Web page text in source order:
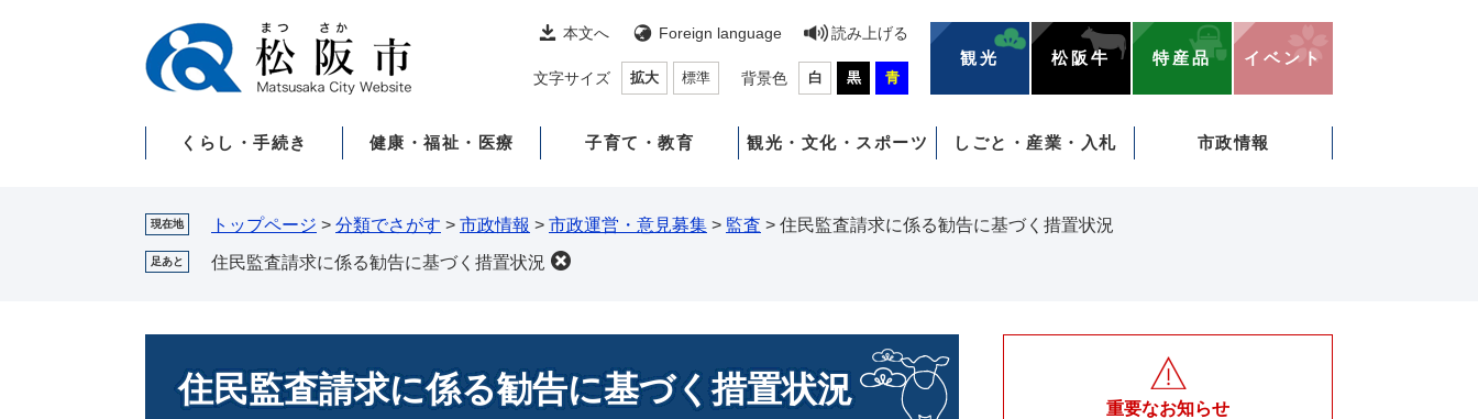
本文へ Foreign language 読み上げる
文字サイズ 拡大 標準 背景色 白 黒 青
観光 松阪牛 特産品 イベント
くらし・手続き 健康・福祉・医療 子育て・教育 観光・文化・スポーツ しごと・産業・入札 市政情報
現在地 トップページ > 分類でさがす > 市政情報 > 市政運営・意見募集 > 監査 > 住民監査請求に係る勧告に基づく措置状況
足あと 住民監査請求に係る勧告に基づく措置状況
住民監査請求に係る勧告に基づく措置状況
重要なお知らせ